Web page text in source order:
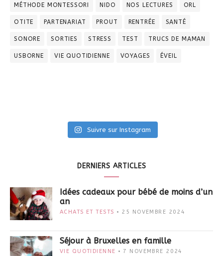
MÉTHODE MONTESSORI NIDO NOS LECTURES ORL
OTITE PARTENARIAT PROUT RENTRÉE SANTÉ
SONORE SORTIES STRESS TEST TRUCS DE MAMAN
USBORNE VIE QUOTIDIENNE VOYAGES ÉVEIL
Suivre sur Instagram
DERNIERS ARTICLES
Idées cadeaux pour bébé de moins d’un
an
ACHATS ET TESTS 25 NOVEMBRE 2024
Séjour à Bruxelles en famille
VIE QUOTIDIENNE 7 NOVEMBRE 2024